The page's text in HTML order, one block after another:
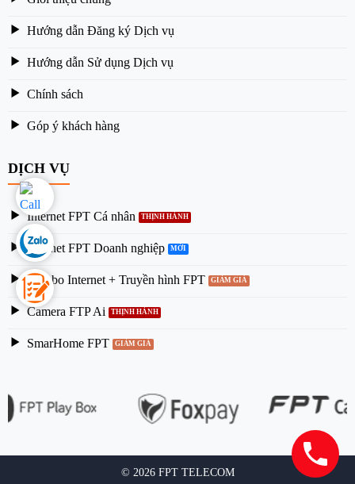
Hướng dẫn Đăng ký Dịch vụ
Hướng dẫn Sử dụng Dịch vụ
Chính sách
Góp ý khách hàng
DỊCH VỤ
Internet FPT Cá nhân
Internet FPT Doanh nghiệp
Combo Internet + Truyền hình FPT
Camera FTP Ai
SmarHome FPT
© 2026 FPT TELECOM